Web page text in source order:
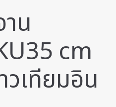
น
cm
เทียมอิน